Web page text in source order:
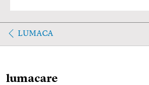
LUMACA
lumacare